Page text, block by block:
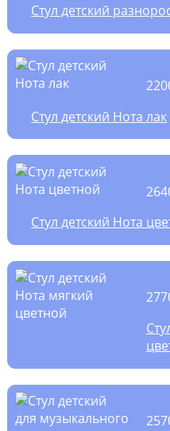
Стул детский
Стул детский Нота лак
Стул детский Нота